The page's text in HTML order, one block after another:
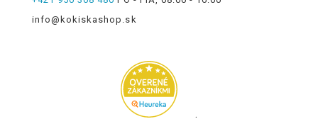
info@kokiskashop.sk
.